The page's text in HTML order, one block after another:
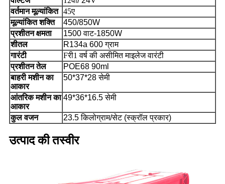
वर्तमान मूल्यांकित 45ए
मूल्यांकित शक्ति
450/850W
प्रशीतन क्षमता
1500 वाट-1850W
शीतल
R134a 600 ग्राम
गारंटी
Fरी1 वर्ष की असीमित माइलेज वारंटी
प्रशीतन तेल
POE68 90ml
बाहरी मशीन का
आकार
50*37*28 सेमी
आंतरिक मशीन का
आकार
49*36*16.5 सेमी
कुल वजन 23.5 किलोग्राम/सेट (स्क्रॉल प्रकार)
उत्पाद की तस्वीर